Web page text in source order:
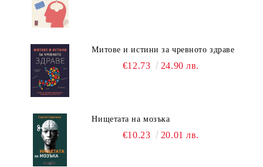
Митове и истини за чревното здраве
€12.73 24.90 лв.
Нищетата на мозъка
€10.23 20.01 лв.